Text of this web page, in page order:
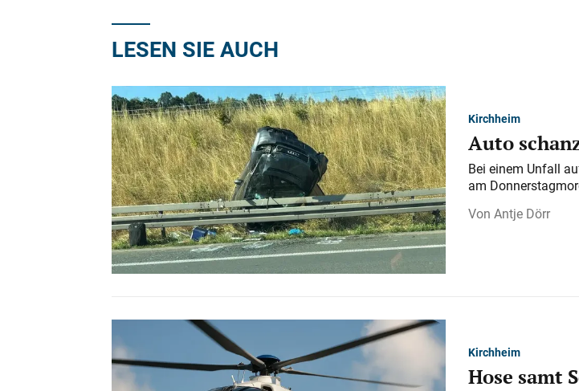
LESEN SIE AUCH
Kirchheim
Auto
Bei einem Unfall
am
Antje Dörr
Kirchheim
Hose samt